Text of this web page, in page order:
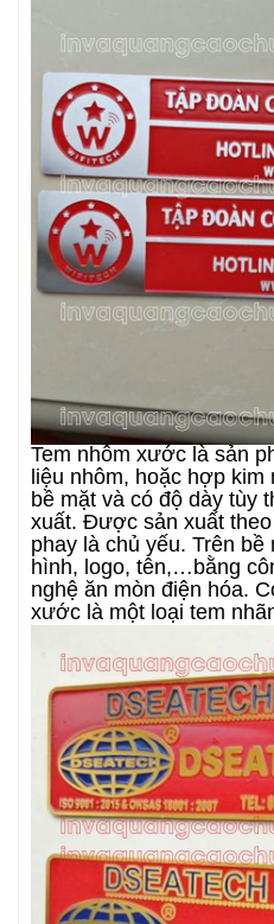
Tem nhôm xước là sản
liệu nhôm, hoặc hợp
bề mặt và có độ dày tùy
xuất. Được sản xuất
phay là chủ yếu. Trên
hình, logo, tên,…bằng
nghệ ăn mòn điện hóa.
xước là một loại tem